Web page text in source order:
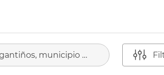
Malpica de Bergantiños, municipio de A Coruña